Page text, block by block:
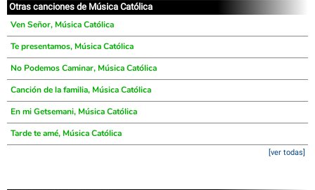
Otras canciones de Música Católica
Ven Señor, Música Católica
Te presentamos, Música Católica
No Podemos Caminar, Música Católica
Canción de la familia, Música Católica
En mi Getsemani, Música Católica
Tarde te amé, Música Católica
[ver todas]